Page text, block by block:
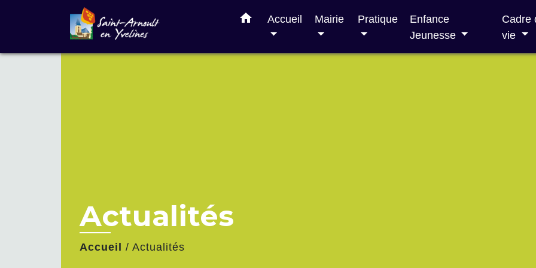
home Accueil Mairie Pratique
Enfance
Jeunesse
Cadre
vie
Actualités
Accueil / Actualités